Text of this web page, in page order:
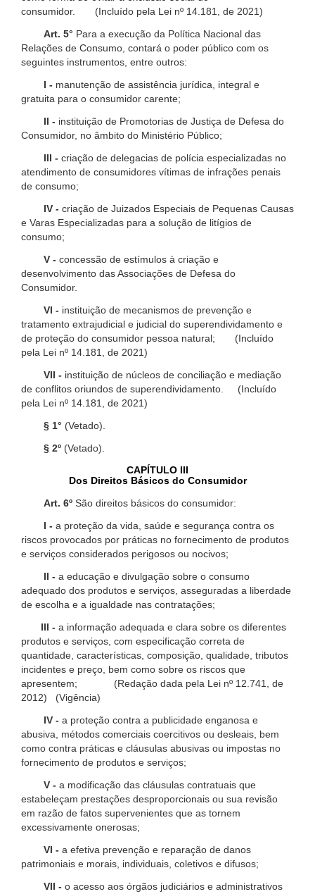
consumidor. (Incluído pela Lei nº 14.181, de 2021)
Art. 5° Para a execução da Política Nacional das
Relações de Consumo, contará o poder público com os
seguintes instrumentos, entre outros:
I - manutenção de assistência jurídica, integral e
gratuita para o consumidor carente;
II - instituição de Promotorias de Justiça de Defesa do
Consumidor, no âmbito do Ministério Público;
III - criação de delegacias de polícia especializadas no
atendimento de consumidores vítimas de infrações penais
de consumo;
IV - criação de Juizados Especiais de Pequenas Causas
e Varas Especializadas para a solução de litígios de
consumo;
V - concessão de estímulos à criação e
desenvolvimento das Associações de Defesa do
Consumidor.
VI - instituição de mecanismos de prevenção e
tratamento extrajudicial e judicial do superendividamento e
de proteção do consumidor pessoa natural; (Incluído
pela Lei nº 14.181, de 2021)
VII - instituição de núcleos de conciliação e mediação
de conflitos oriundos de superendividamento. (Incluído
pela Lei nº 14.181, de 2021)
§ 1° (Vetado).
§ 2º (Vetado).
CAPÍTULO III
Dos Direitos Básicos do Consumidor
Art. 6º São direitos básicos do consumidor:
I - a proteção da vida, saúde e segurança contra os
riscos provocados por práticas no fornecimento de produtos
e serviços considerados perigosos ou nocivos;
II - a educação e divulgação sobre o consumo
adequado dos produtos e serviços, asseguradas a liberdade
de escolha e a igualdade nas contratações;
III - a informação adequada e clara sobre os diferentes
produtos e serviços, com especificação correta de
quantidade, características, composição, qualidade, tributos
incidentes e preço, bem como sobre os riscos que
apresentem; (Redação dada pela Lei nº 12.741, de
2012) (Vigência)
IV - a proteção contra a publicidade enganosa e
abusiva, métodos comerciais coercitivos ou desleais, bem
como contra práticas e cláusulas abusivas ou impostas no
fornecimento de produtos e serviços;
V - a modificação das cláusulas contratuais que
estabeleçam prestações desproporcionais ou sua revisão
em razão de fatos supervenientes que as tornem
excessivamente onerosas;
VI - a efetiva prevenção e reparação de danos
patrimoniais e morais, individuais, coletivos e difusos;
VII - o acesso aos órgãos judiciários e administrativos